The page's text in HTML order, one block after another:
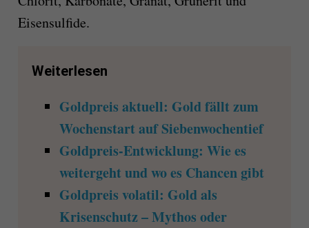
Eisensulfide.
Weiterlesen
Goldpreis aktuell: Gold fällt zum
Wochenstart auf Siebenwochentief
Goldpreis-Entwicklung: Wie es
weitergeht und wo es Chancen gibt
Goldpreis volatil: Gold als
Krisenschutz – Mythos oder